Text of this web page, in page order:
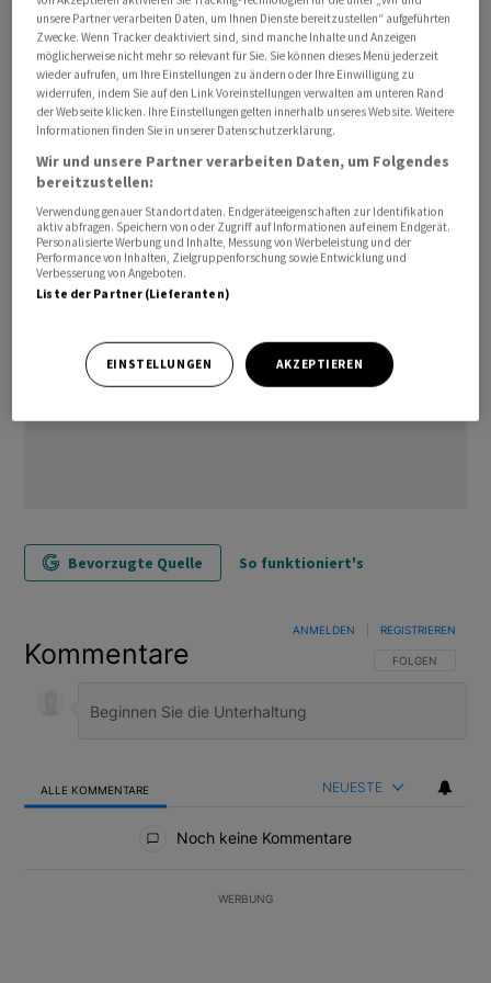
Dies entspreche dem durchschnittlichen
Jahresverbrauch von rund 650'000
Vierpersonenhaushalten. Der Block 1 in Beznau nahm
seinen kommerziellen Betrieb 1969 auf und ist damit
das älteste AKW der Schweiz.
(AWP)
Bevorzugte Quelle So funktioniert's
Kommentare FOLGE DIESER
FOLGEN
ANMELDEN REGISTRIEREN
ALLE KOMMENTARE NEUESTE
Noch keine Kommentare
WERBUNG
unsere Partner verarbeiten Daten, um Ihnen Dienste bereitzustellen“ aufgeführten
Zwecke. Wenn Tracker deaktiviert sind, sind manche Inhalte und Anzeigen
möglicherweise nicht mehr so relevant für Sie. Sie können dieses Menü jederzeit
wieder aufrufen, um Ihre Einstellungen zu ändern oder Ihre Einwilligung zu
widerrufen, indem Sie auf den Link Voreinstellungen verwalten am unteren Rand
der Webseite klicken. Ihre Einstellungen gelten innerhalb unseres Website. Weitere
Informationen finden Sie in unserer Datenschutzerklärung.
Wir und unsere Partner verarbeiten Daten, um Folgendes
bereitzustellen:
Verwendung genauer Standortdaten. Endgeräteeigenschaften zur Identifikation
aktiv abfragen. Speichern von oder Zugriff auf Informationen auf einem Endgerät.
Personalisierte Werbung und Inhalte, Messung von Werbeleistung und der
Performance von Inhalten, Zielgruppenforschung sowie Entwicklung und
Verbesserung von Angeboten.
Liste der Partner (Lieferanten)
EINSTELLUNGEN AKZEPTIEREN